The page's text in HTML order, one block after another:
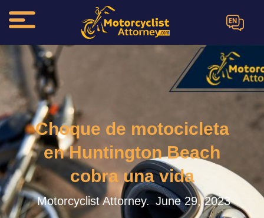
EN
Choque de motocicleta
en Huntington Beach
cobra una vida
Motorcyclist Attorney. June 29, 2023